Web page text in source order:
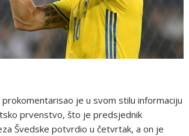
prokomentarisao je u svom stilu informaciju
prvenstvo, što je predsjednik
Švedske potvrdio u četvrtak, a on je